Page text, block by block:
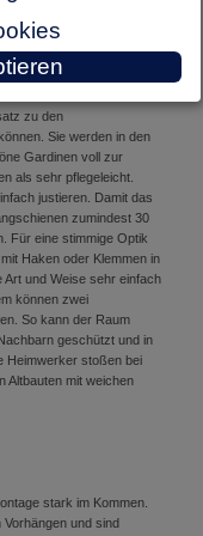
zu den
Sie werden in den
Gardinen voll zur
als sehr pflegeleicht.
justieren. Damit das
zumindest 30
Für eine stimmige Optik
Haken oder Klemmen in
und Weise sehr einfach
können zwei
So kann der Raum
geschützt und in
Heimwerker stoßen bei
Altbauten mit weichen
stark im Kommen.
und sind